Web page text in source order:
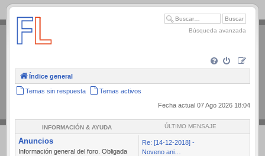
.
Búsqueda avanzada
Índice general
Temas sin respuesta
Temas activos
Fecha actual 07 Ago 2026 18:04
INFORMACIÓN & AYUDA ÚLTIMO MENSAJE
Anuncios
Información general del foro. Obligada
Re: [14-12-2018] -
Noveno ani…